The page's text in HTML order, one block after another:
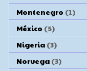
Montenegro (1)
México (5)
Nigeria (3)
Noruega (3)